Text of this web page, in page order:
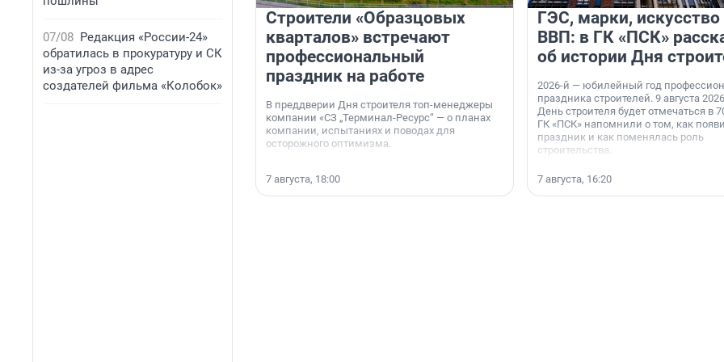
07/08 Редакция «России-24»
обратилась в прокуратуру и СК
из-за угроз в адрес
создателей фильма «Колобок»
Строители «Образцовых
кварталов» встречают
профессиональный
праздник на работе
В преддверии Дня строителя топ-менеджеры
компании «СЗ „Терминал-Ресурс“ — о планах
компании, испытаниях и поводах для
осторожного оптимизма.
7 августа, 18:00
ГЭС, марки, искусство
ВВП: в ГК «ПСК»
об истории Дня
2026-й — юбилейный год
праздника строителей. 9 августа
День строителя будет отмечаться в
ГК «ПСК» напомнили о том, как
праздник и как поменялась роль
строительства.
7 августа, 16:20